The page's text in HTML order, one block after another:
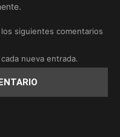
siguientes comentarios
nueva entrada.